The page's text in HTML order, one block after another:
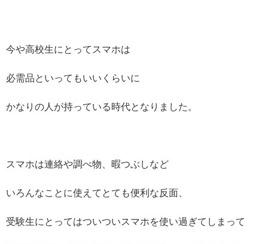
今や高校生にとってスマホは
必需品といってもいいくらいに
かなりの人が持っている時代となりました。
スマホは連絡や調べ物、暇つぶしなど
いろんなことに使えてとても便利な反面、
受験生にとってはついついスマホを使い過ぎてしまって